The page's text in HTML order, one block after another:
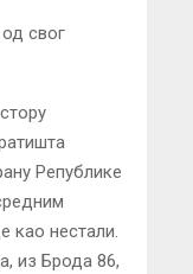
од свог
Републике
као нестали.
из Брода 86,